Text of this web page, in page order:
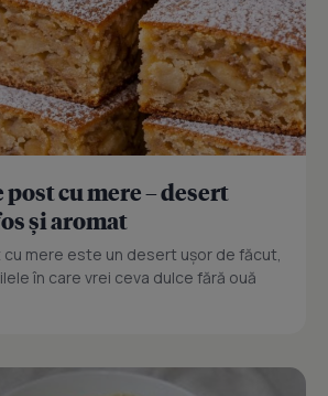
cu mere – desert
și aromat
mere este un desert ușor de făcut,
în care vrei ceva dulce fără ouă